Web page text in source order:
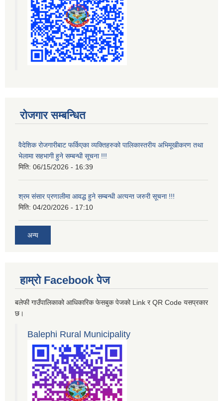
रोजगार सम्बन्धित
वैदेशिक रोजगारीबाट फर्किएका व्यक्तिहरुको पालिकास्तरीय अभिमूखीकरण तथा
भेलामा सहभागी हुने सम्बन्धी सूचना !!!
मिति: 06/15/2026 - 16:39
श्रम संसार प्रणालीमा आवद्ध हुने सम्बन्धी अत्यन्त जरुरी सूचना !!!
मिति: 04/20/2026 - 17:10
अन्य
हाम्रो Facebook पेज
बलेफी गाउँपालिकाको आधिकारिक फेसबुक पेजको Link र QR Code यसप्रकार
छ।
Balephi Rural Municipality